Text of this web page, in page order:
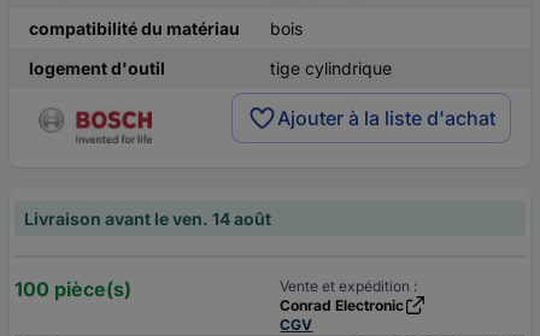
compatibilité du matériau
bois
logement d'outil
tige cylindrique
Ajouter à la liste d'achat
Livraison avant le ven. 14 août
100 pièce(s)
Vente et expédition :
Conrad Electronic
CGV